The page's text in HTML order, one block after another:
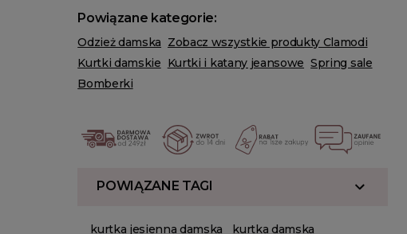
Powiązane kategorie:
Odzież damska Zobacz wszystkie produkty Clamodi
Kurtki damskie Kurtki i katany jeansowe Spring sale
Bomberki
POWIĄZANE TAGI
kurtka jesienna damska
kurtka damska